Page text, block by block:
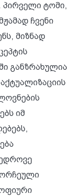
პირველი ტომი,
ჩვენი
მიზნად
განზრახულია
იმ